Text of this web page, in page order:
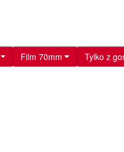
Film 70mm Tylko z